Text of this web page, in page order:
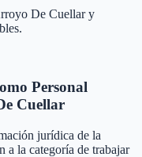
De Cuellar y
Personal
Cuellar
jurídica de la
a la categoría de trabajar